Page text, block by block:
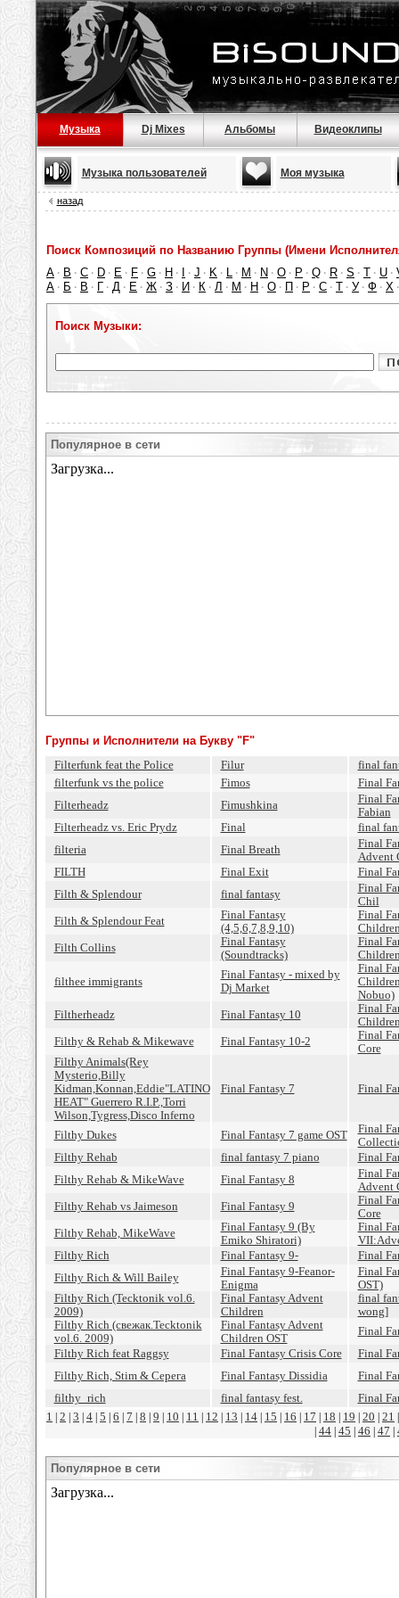
Музыка Dj Mixes Альбомы Видеоклипы
Музыка пользователей Моя музыка
назад
Поиск Композиций по Названию Группы (Имени
A · B · C · D · E · F · G · H · · J · K · L · M · N · O · P · Q · R · S · T · U ·
А · Б · В · Г · Д · Е · Ж · З · И · К · Л · М · Н · О · П · Р · С · Т · У · Ф · Х
Поиск Музыки:
Популярное в сети
Группы и Исполнители на Букву "F"
Filterfunk feat the Police
Filur
final
filterfunk vs the police
Fimos
Final
Filterheadz
Fimushkina
Final
Fabian
Filterheadz vs. Eric Prydz
Final
final
filteria
Final Breath
Final
Advent
FILTH
Final Exit
Final
Filth & Splendour
final fantasy
Final
Chil
Filth & Splendour Feat
Final Fantasy
(4,5,6,7,8,9,10)
Final
Filth Collins
Final Fantasy
(Soundtracks)
Final
filthee immigrants
Final Fantasy - mixed by
Dj Market
Final
Nobuo)
Filtherheadz
Final Fantasy 10
Final
Filthy & Rehab & Mikewave
Final Fantasy 10-2
Final
Core
Filthy Animals(Rey
Mysterio,Billy
Kidman,Konnan,Eddie"LATINO
HEAT" Guerrero R.I.P.,Torri
Wilson,Tygress,Disco Inferno
Final Fantasy 7 Final
Filthy Dukes Final Fantasy 7 game OST
Final
Filthy Rehab
final fantasy 7 piano
Final
Filthy Rehab & MikeWave
Final Fantasy 8
Final
Advent
Filthy Rehab vs Jaimeson
Final Fantasy 9
Final
Core
Filthy Rehab, MikeWave
Final Fantasy 9 (By
Emiko Shiratori)
Final
Filthy Rich
Final Fantasy 9-
Final
Filthy Rich & Will Bailey
Final Fantasy 9-Feanor-
Enigma
Final
OST)
Filthy Rich (Tecktonik vol.6.
2009)
Final Fantasy Advent
Children
final
wong]
Filthy Rich (свежак.Tecktonik
vol.6. 2009)
Final Fantasy Advent
Children OST
Final
Filthy Rich feat Raggsy
Final Fantasy Crisis Core
Final
Filthy Rich, Stim & Серега
Final Fantasy Dissidia
Final
filthy_rich
final fantasy fest.
Final
1 2 3 4 5 6 7 8 9 10 11 12 13 14 15 16 17 18 19 20 21
44 45 46 47
Популярное в сети